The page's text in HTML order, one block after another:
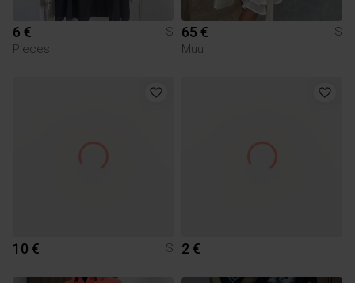
6 €
S
Pieces
65 €
S
Muu
10 € S 2 €